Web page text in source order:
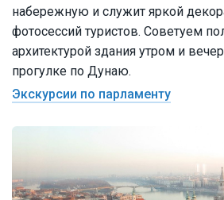
набережную и служит яркой
фотосессий туристов. Советуем
архитектурой здания утром и
прогулке по Дунаю.
Экскурсии по парламенту